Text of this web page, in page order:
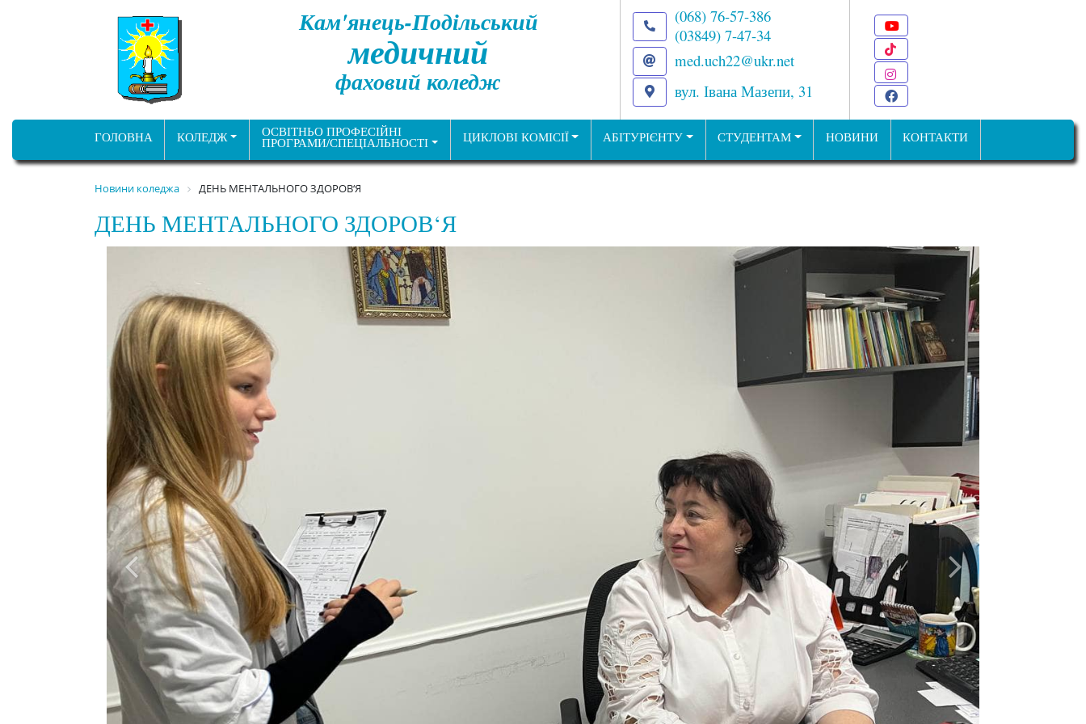
Кам'янець-Подільський
медичний
фаховий коледж
(068) 76-57-386
(03849) 7-47-34
med.uch22@ukr.net
вул. Івана Мазепи, 31
ГОЛОВНА КОЛЕДЖ ОСВІТНЬО ПРОФЕСІЙНІ
ПРОГРАМИ/СПЕЦІАЛЬНОСТІ ЦИКЛОВІ КОМІСІЇ АБІТУРІЄНТУ СТУДЕНТАМ НОВИНИ КОНТАКТИ
Новини коледжа ДЕНЬ МЕНТАЛЬНОГО ЗДОРОВ‘Я
ДЕНЬ МЕНТАЛЬНОГО ЗДОРОВ‘Я